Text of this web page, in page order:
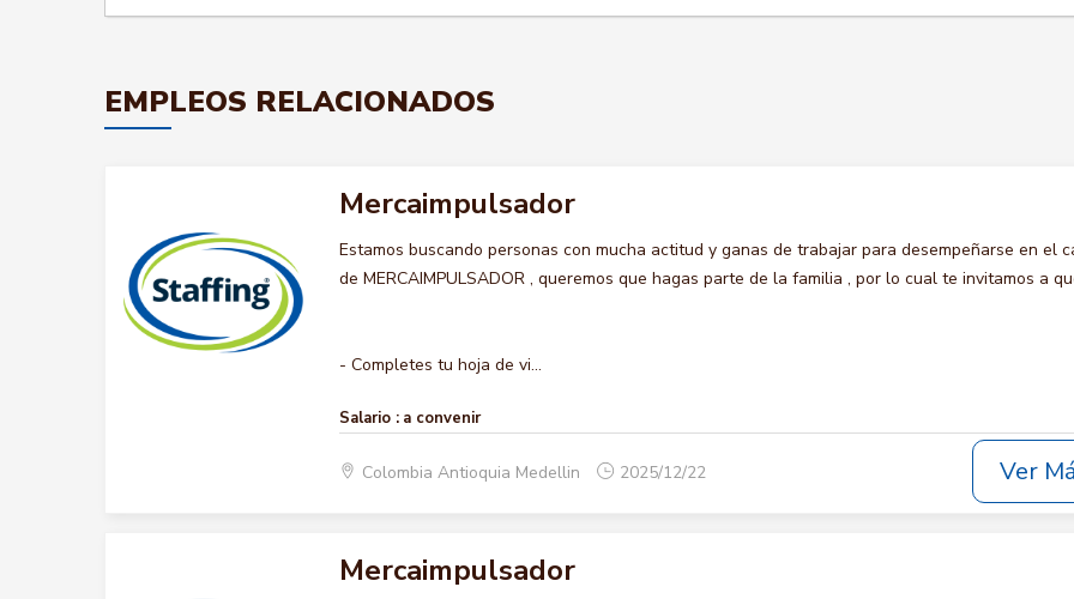
EMPLEOS RELACIONADOS
Mercaimpulsador
Estamos buscando personas con mucha actitud y ganas de trabajar para desempeñarse en el
de MERCAIMPULSADOR , queremos que hagas parte de la familia , por lo cual te invitamos a
- Completes tu hoja de vi...
Salario : a convenir
Colombia Antioquia Medellin 2025/12/22 Ver
Mercaimpulsador